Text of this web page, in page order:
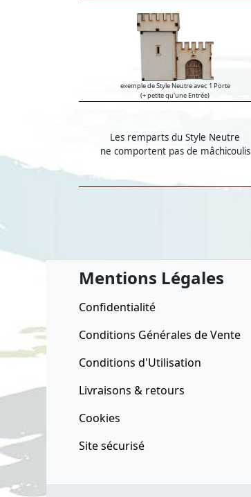
exemple de Style Neutre avec 1 Porte
(+ petite qu'une Entrée)
Les remparts du Style Neutre
ne comportent pas de mâchicoulis
Mentions Légales
Confidentialité
Conditions Générales de Vente
Conditions d'Utilisation
Livraisons & retours
Cookies
Site sécurisé